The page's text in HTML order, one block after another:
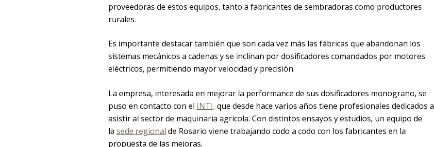
proveedoras de estos equipos, tanto a fabricantes de sembradoras como productores
rurales.
Es importante destacar también que son cada vez más las fábricas que abandonan los
sistemas mecánicos a cadenas y se inclinan por dosificadores comandados por motores
eléctricos, permitiendo mayor velocidad y precisión.
La empresa, interesada en mejorar la performance de sus dosificadores monograno, se
puso en contacto con el INTI, que desde hace varios años tiene profesionales dedicados a
asistir al sector de maquinaria agrícola. Con distintos ensayos y estudios, un equipo de
la sede regional de Rosario viene trabajando codo a codo con los fabricantes en la
propuesta de las mejoras.